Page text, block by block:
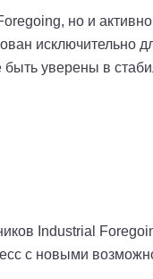
но и
исключительно
уверены в
Industrial
с новыми